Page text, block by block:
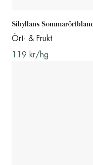
Sibyllans
Ört- & Frukt
119 kr/hg